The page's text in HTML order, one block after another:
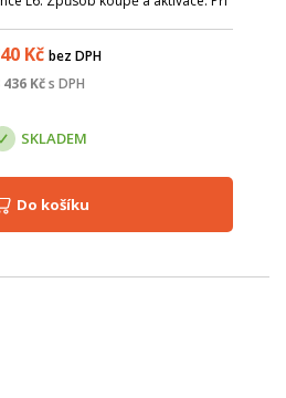
Kč bez DPH
436 Kčs DPH
SKLADEM
Do košíku